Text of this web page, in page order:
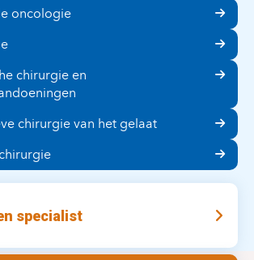
oncologie
chirurgie en
chirurgie van het gelaat
specialist